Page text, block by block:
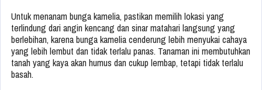
Untuk menanam bunga kamelia, pastikan memilih lokasi yang
terlindung dari angin kencang dan sinar matahari langsung yang
berlebihan, karena bunga kamelia cenderung lebih menyukai cahaya
yang lebih lembut dan tidak terlalu panas. Tanaman ini membutuhkan
tanah yang kaya akan humus dan cukup lembap, tetapi tidak terlalu
basah.